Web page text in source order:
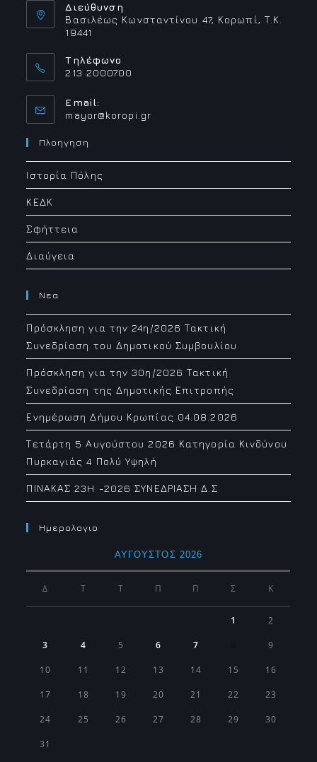
Διεύθυνση
Βασιλέως Κωνσταντίνου 47, Κορωπί, Τ.Κ.
19441
Τηλέφωνο
213 2000700
Email:
mayor@koropi.grOpens
Πλοηγηση
Ιστορία Πόλης
ΚΕΔΚ
Σφήττεια
Διαύγεια
Νεα
Πρόσκληση για την 24η/2026 Τακτική
Συνεδρίαση του Δημοτικού Συμβουλίου
Πρόσκληση για την 30η/2026 Τακτική
Συνεδρίαση της Δημοτικής Επιτροπής
Ενημέρωση Δήμου Κρωπίας 04.08.2026
Τετάρτη 5 Αυγούστου 2026 Κατηγορία Κινδύνου
Πυρκαγιάς 4 Πολύ Υψηλή
ΠΙΝΑΚΑΣ 23H -2026 ΣΥΝΕΔΡΙΑΣΗ Δ.Σ
Ημερολογιο
ΑΎΓΟΥΣΤΟΣ 2026
Δ Τ Τ Π Π Σ Κ
1 2
3 4 5 6 7 9
10 11 12 13 14 15 16
17 18 19 20 21 22 23
24 25 26 27 28 29 30
31